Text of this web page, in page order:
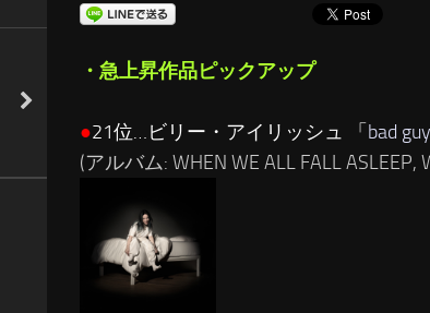
・急上昇作品ピックアップ
●21位…ビリー・アイリッシュ 「 bad guy
(アルバム: WHEN WE ALL FALL ASLEEP,